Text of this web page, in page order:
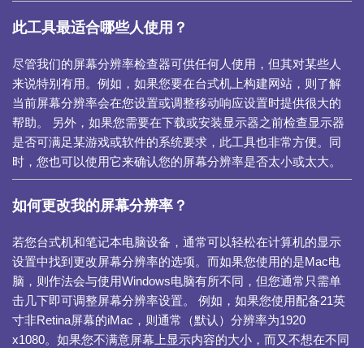
此工具最适合哪些人使用？
尽管我们的屏幕分辨率检查器可供任何人使用，但其对某些人
来说特别有用。例如，如果您要在台式机上构建网站，则了解
当前屏幕分辨率会在您设置或调整移动响应设置时提供很大的
帮助。 另外，如果您需要在下载或安装显示器之前检查显示器
是否可满足某游戏或软件的系统要求，此工具也非常方便。同
时，您也可以使用它来确认您的屏幕分辨率是否太小或太大。
如何更改我的屏幕分辨率？
若您台式机和笔记本电脑设备，通常可以轻松在计算机的显示
设置中找到更改屏幕分辨率的选项。而如果您使用的是Mac电
脑，则作法会与使用Windows电脑有所不同，但您通常只需单
击几下即可调整屏幕分辨率设置。 例如，如果您使用配备21英
寸非Retina屏幕的iMac，则通常（默认）分辨率为1920
x1080。如果您不满意屏幕上显示内容的大小，而又不想在不同